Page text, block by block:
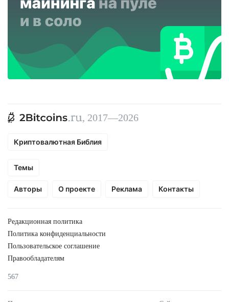
, 2017—2026
Криптовалютная Библия
Темы
Авторы О проекте Реклама Контакты
Редакционная политика
Политика конфиденциальности
Пользовательское соглашение
Правообладателям
567